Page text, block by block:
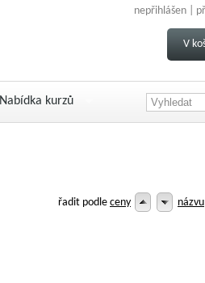
nepřihlášen |
V
Nabídka kurzů
řadit podle ceny názvu